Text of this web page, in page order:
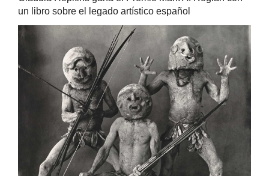
un libro sobre el legado artístico español